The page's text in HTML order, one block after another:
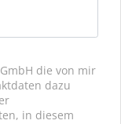
die von mir
dazu
in diesem